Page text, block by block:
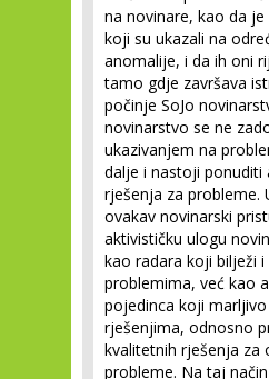
na novinare, kao da
koji su ukazali na
anomalije, i da ih oni
tamo gdje završava
počinje SoJo
novinarstvo se ne
ukazivanjem na
dalje i nastoji ponuditi
rješenja za probleme.
ovakav novinarski
aktivističku ulogu
kao radara koji bilježi
problemima, već kao
pojedinca koji
rješenjima, odnosno
kvalitetnih rješenja za
probleme. Na taj